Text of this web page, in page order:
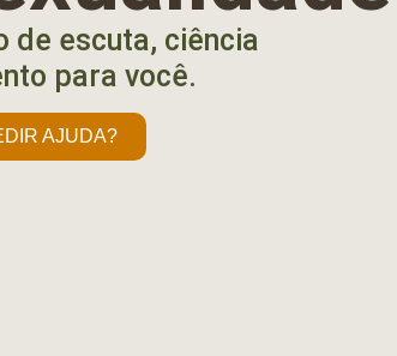
de escuta, ciência
para você.
AJUDA?